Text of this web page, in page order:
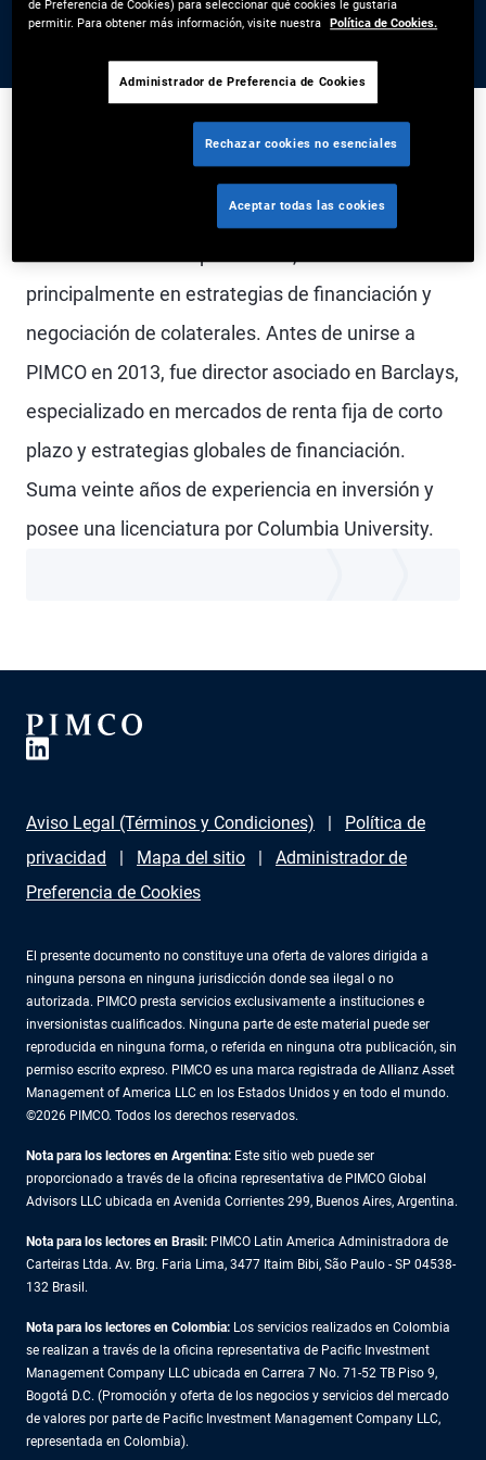
gerente de portafolios en la mesa de corto plazo
principalmente en estrategias de financiación y
negociación de colaterales. Antes de unirse a
PIMCO en 2013, fue director asociado en Barclays,
especializado en mercados de renta fija de corto
plazo y estrategias globales de financiación.
Suma veinte años de experiencia en inversión y
posee una licenciatura por Columbia University.
Aviso Legal (Términos y Condiciones)
Política de
privacidad
Mapa del sitio
Administrador de
Preferencia de Cookies
El presente documento no constituye una oferta de valores dirigida a
ninguna persona en ninguna jurisdicción donde sea ilegal o no
autorizada. PIMCO presta servicios exclusivamente a instituciones e
inversionistas cualificados. Ninguna parte de este material puede ser
reproducida en ninguna forma, o referida en ninguna otra publicación, sin
permiso escrito expreso. PIMCO es una marca registrada de Allianz Asset
Management of America LLC en los Estados Unidos y en todo el mundo.
©2026 PIMCO. Todos los derechos reservados.
Nota para los lectores en Argentina: Este sitio web puede ser
proporcionado a través de la oficina representativa de PIMCO Global
Advisors LLC ubicada en Avenida Corrientes 299, Buenos Aires, Argentina.
Nota para los lectores en Brasil: PIMCO Latin America Administradora de
Carteiras Ltda. Av. Brg. Faria Lima, 3477 Itaim Bibi, São Paulo - SP 04538-
132 Brasil.
Nota para los lectores en Colombia: Los servicios realizados en Colombia
se realizan a través de la oficina representativa de Pacific Investment
Management Company LLC ubicada en Carrera 7 No. 71-52 TB Piso 9,
Bogotá D.C. (Promoción y oferta de los negocios y servicios del mercado
de valores por parte de Pacific Investment Management Company LLC,
representada en Colombia).
de Preferencia de Cookies) para seleccionar qué cookies le gustaría
permitir. Para obtener más información, visite nuestra Política de Cookies.
Administrador de Preferencia de Cookies
Rechazar cookies no esenciales
Aceptar todas las cookies